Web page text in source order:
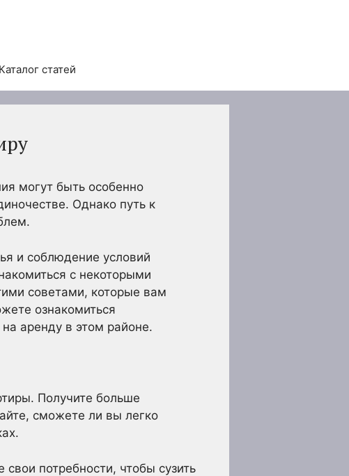
Каталог статей
могут быть особенно
Однако путь к
и соблюдение условий
с некоторыми
советами, которые вам
ознакомиться
аренду в этом районе.
Получите больше
сможете ли вы легко
потребности, чтобы сузить